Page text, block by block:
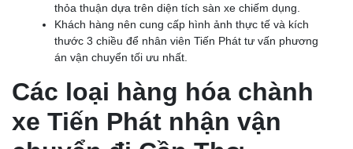
thỏa thuận dựa trên diện tích sàn xe chiếm dụng.
Khách hàng nên cung cấp hình ảnh thực tế và kích
thước 3 chiều để nhân viên Tiến Phát tư vấn phương
án vận chuyển tối ưu nhất.
Các loại hàng hóa chành
xe Tiến Phát nhận vận